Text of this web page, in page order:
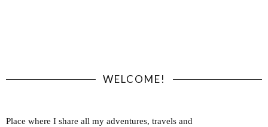
WELCOME!
Place where I share all my adventures, travels and